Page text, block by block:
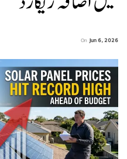
On Jun 6, 2026